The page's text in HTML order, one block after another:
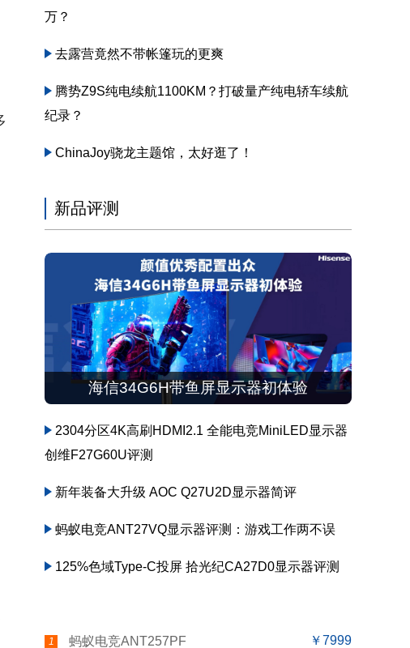
万？
去露营竟然不带帐篷玩的更爽
腾势Z9S纯电续航1100KM？打破量产纯电轿车续航
纪录？
ChinaJoy骁龙主题馆，太好逛了！
新品评测
海信34G6H带鱼屏显示器初体验
2304分区4K高刷HDMI2.1 全能电竞MiniLED显示器
创维F27G60U评测
新年装备大升级 AOC Q27U2D显示器简评
蚂蚁电竞ANT27VQ显示器评测：游戏工作两不误
125%色域Type-C投屏 拾光纪CA27D0显示器评测
1 蚂蚁电竞ANT257PF ￥7999